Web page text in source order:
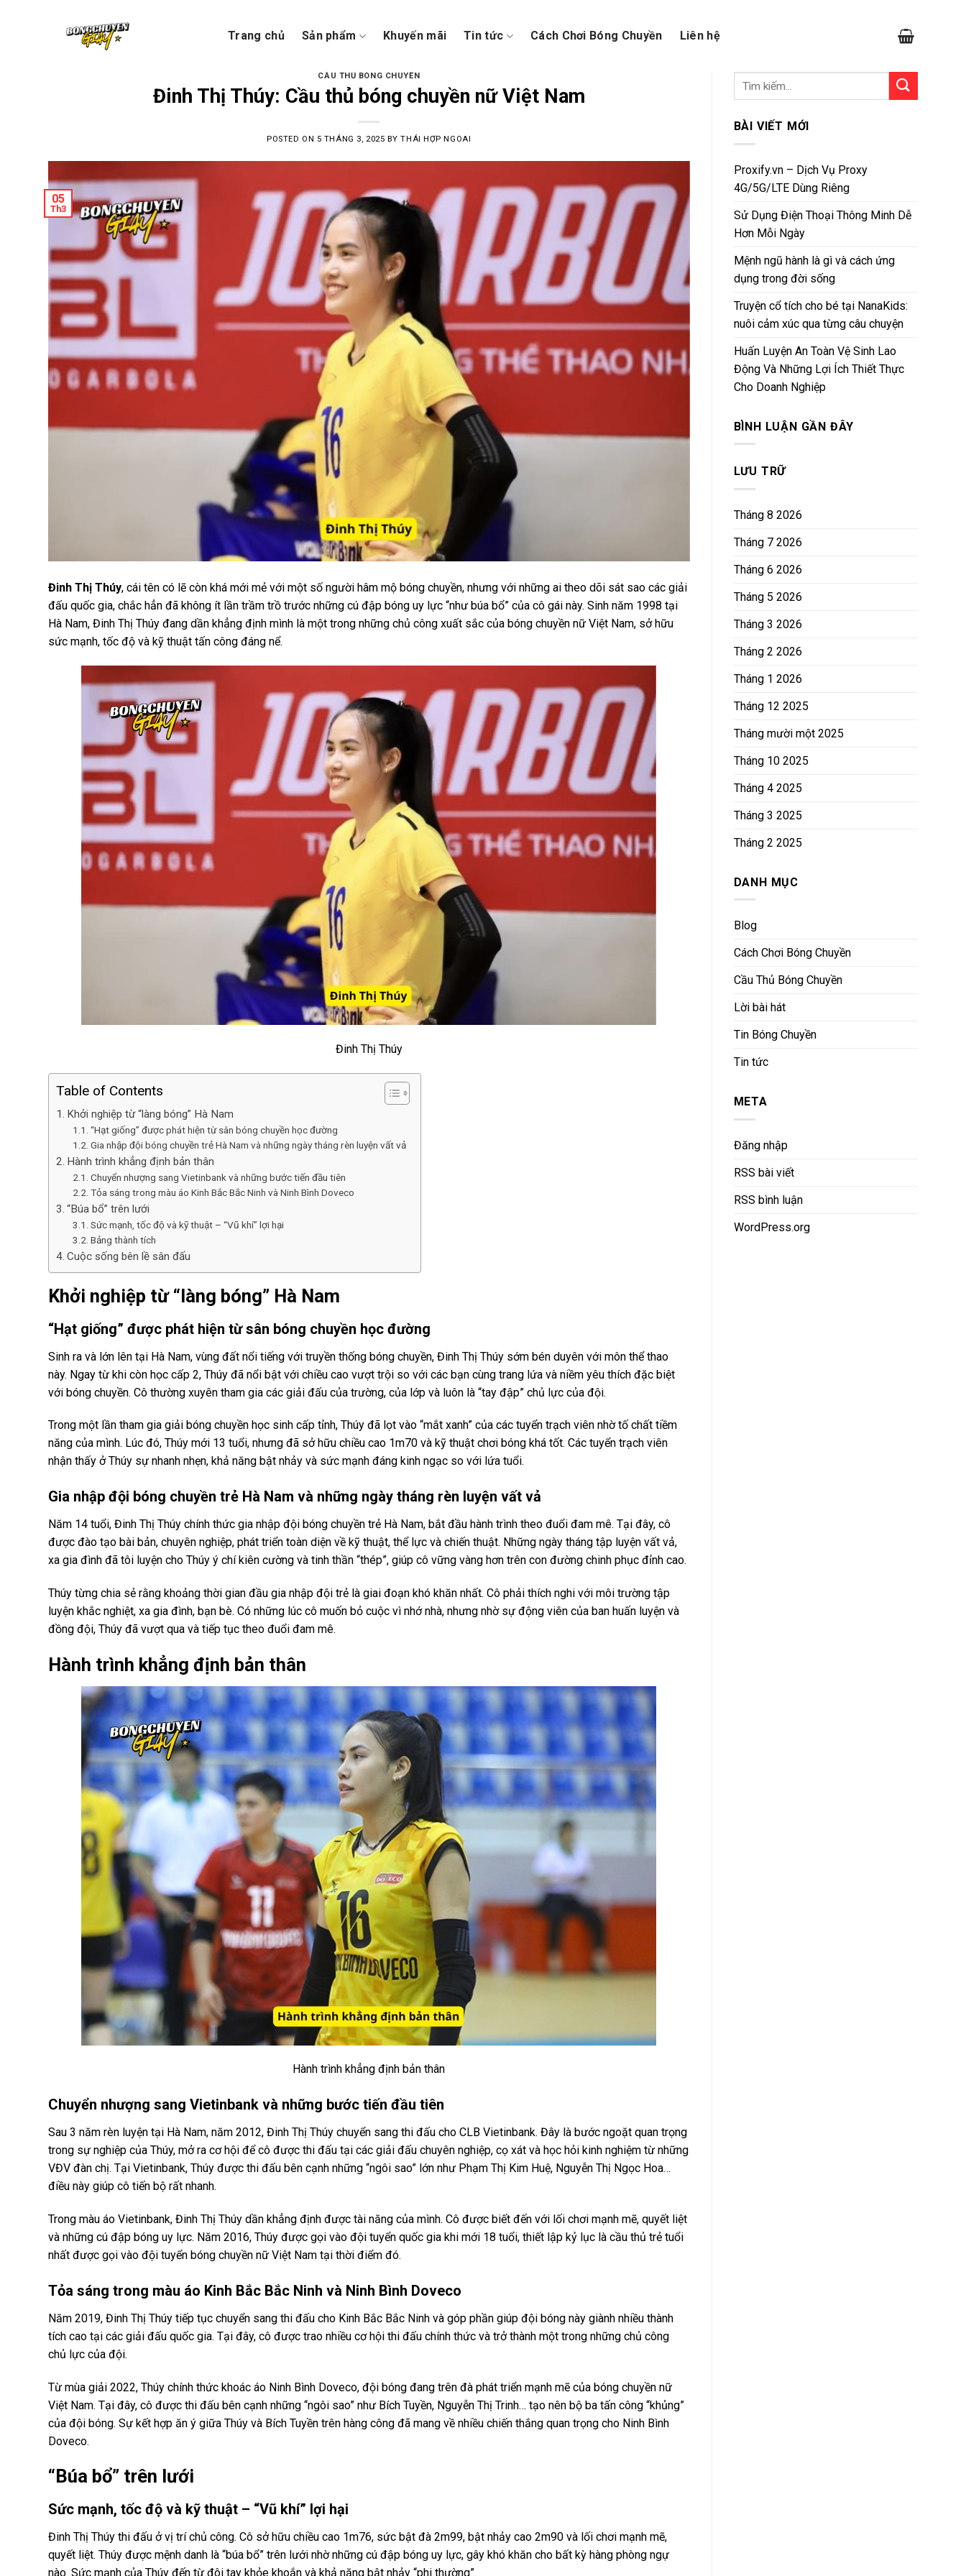
Trang chủ Sản phẩm Khuyến mãi Tin tức Cách Chơi Bóng Chuyền Liên hệ
CẦU THỦ BÓNG CHUYỀN
Đinh Thị Thúy: Cầu thủ bóng chuyền nữ Việt Nam
POSTED ON 5 THÁNG 3, 2025 BYTHÁI HỢP NGOAI
05
Th3
Đinh Thị Thúy, cái tên có lẽ còn khá mới mẻ với một số người hâm mộ bóng chuyền, nhưng với những ai theo dõi sát sao các giải
đấu quốc gia, chắc hẳn đã không ít lần trầm trồ trước những cú đập bóng uy lực “như búa bổ” của cô gái này. Sinh năm 1998 tại
Hà Nam, Đinh Thị Thúy đang dần khẳng định mình là một trong những chủ công xuất sắc của bóng chuyền nữ Việt Nam, sở hữu
sức mạnh, tốc độ và kỹ thuật tấn công đáng nể.
Đinh Thị Thúy
Table of Contents
Khởi nghiệp từ “làng bóng” Hà Nam
“Hạt giống” được phát hiện từ sân bóng chuyền học đường
Gia nhập đội bóng chuyền trẻ Hà Nam và những ngày tháng rèn luyện vất vả
Hành trình khẳng định bản thân
Chuyển nhượng sang Vietinbank và những bước tiến đầu tiên
Tỏa sáng trong màu áo Kinh Bắc Bắc Ninh và Ninh Bình Doveco
“Búa bổ” trên lưới
Sức mạnh, tốc độ và kỹ thuật – “Vũ khí” lợi hại
Bảng thành tích
Cuộc sống bên lề sân đấu
Khởi nghiệp từ “làng bóng” Hà Nam
“Hạt giống” được phát hiện từ sân bóng chuyền học đường
Sinh ra và lớn lên tại Hà Nam, vùng đất nổi tiếng với truyền thống bóng chuyền, Đinh Thị Thúy sớm bén duyên với môn thể thao
này. Ngay từ khi còn học cấp 2, Thúy đã nổi bật với chiều cao vượt trội so với các bạn cùng trang lứa và niềm yêu thích đặc biệt
với bóng chuyền. Cô thường xuyên tham gia các giải đấu của trường, của lớp và luôn là “tay đập” chủ lực của đội.
Trong một lần tham gia giải bóng chuyền học sinh cấp tỉnh, Thúy đã lọt vào “mắt xanh” của các tuyển trạch viên nhờ tố chất tiềm
năng của mình. Lúc đó, Thúy mới 13 tuổi, nhưng đã sở hữu chiều cao 1m70 và kỹ thuật chơi bóng khá tốt. Các tuyển trạch viên
nhận thấy ở Thúy sự nhanh nhẹn, khả năng bật nhảy và sức mạnh đáng kinh ngạc so với lứa tuổi.
Gia nhập đội bóng chuyền trẻ Hà Nam và những ngày tháng rèn luyện vất vả
Năm 14 tuổi, Đinh Thị Thúy chính thức gia nhập đội bóng chuyền trẻ Hà Nam, bắt đầu hành trình theo đuổi đam mê. Tại đây, cô
được đào tạo bài bản, chuyên nghiệp, phát triển toàn diện về kỹ thuật, thể lực và chiến thuật. Những ngày tháng tập luyện vất vả,
xa gia đình đã tôi luyện cho Thúy ý chí kiên cường và tinh thần “thép”, giúp cô vững vàng hơn trên con đường chinh phục đỉnh cao.
Thúy từng chia sẻ rằng khoảng thời gian đầu gia nhập đội trẻ là giai đoạn khó khăn nhất. Cô phải thích nghi với môi trường tập
luyện khắc nghiệt, xa gia đình, bạn bè. Có những lúc cô muốn bỏ cuộc vì nhớ nhà, nhưng nhờ sự động viên của ban huấn luyện và
đồng đội, Thúy đã vượt qua và tiếp tục theo đuổi đam mê.
Hành trình khẳng định bản thân
Hành trình khẳng định bản thân
Chuyển nhượng sang Vietinbank và những bước tiến đầu tiên
Sau 3 năm rèn luyện tại Hà Nam, năm 2012, Đinh Thị Thúy chuyển sang thi đấu cho CLB Vietinbank. Đây là bước ngoặt quan trọng
trong sự nghiệp của Thúy, mở ra cơ hội để cô được thi đấu tại các giải đấu chuyên nghiệp, cọ xát và học hỏi kinh nghiệm từ những
VĐV đàn chị. Tại Vietinbank, Thúy được thi đấu bên cạnh những “ngôi sao” lớn như Phạm Thị Kim Huệ, Nguyễn Thị Ngọc Hoa…
điều này giúp cô tiến bộ rất nhanh.
Trong màu áo Vietinbank, Đinh Thị Thúy dần khẳng định được tài năng của mình. Cô được biết đến với lối chơi mạnh mẽ, quyết liệt
và những cú đập bóng uy lực. Năm 2016, Thúy được gọi vào đội tuyển quốc gia khi mới 18 tuổi, thiết lập kỷ lục là cầu thủ trẻ tuổi
nhất được gọi vào đội tuyển bóng chuyền nữ Việt Nam tại thời điểm đó.
Tỏa sáng trong màu áo Kinh Bắc Bắc Ninh và Ninh Bình Doveco
Năm 2019, Đinh Thị Thúy tiếp tục chuyển sang thi đấu cho Kinh Bắc Bắc Ninh và góp phần giúp đội bóng này giành nhiều thành
tích cao tại các giải đấu quốc gia. Tại đây, cô được trao nhiều cơ hội thi đấu chính thức và trở thành một trong những chủ công
chủ lực của đội.
Từ mùa giải 2022, Thúy chính thức khoác áo Ninh Bình Doveco, đội bóng đang trên đà phát triển mạnh mẽ của bóng chuyền nữ
Việt Nam. Tại đây, cô được thi đấu bên cạnh những “ngôi sao” như Bích Tuyền, Nguyễn Thị Trinh… tạo nên bộ ba tấn công “khủng”
của đội bóng. Sự kết hợp ăn ý giữa Thúy và Bích Tuyền trên hàng công đã mang về nhiều chiến thắng quan trọng cho Ninh Bình
Doveco.
“Búa bổ” trên lưới
Sức mạnh, tốc độ và kỹ thuật – “Vũ khí” lợi hại
Đinh Thị Thúy thi đấu ở vị trí chủ công. Cô sở hữu chiều cao 1m76, sức bật đà 2m99, bật nhảy cao 2m90 và lối chơi mạnh mẽ,
quyết liệt. Thúy được mệnh danh là “búa bổ” trên lưới nhờ những cú đập bóng uy lực, gây khó khăn cho bất kỳ hàng phòng ngự
nào. Sức mạnh của Thúy đến từ đôi tay khỏe khoắn và khả năng bật nhảy “phi thường”.
BÀI VIẾT MỚI
Proxify.vn – Dịch Vụ Proxy
4G/5G/LTE Dùng Riêng
Sử Dụng Điện Thoại Thông Minh Dễ
Hơn Mỗi Ngày
Mệnh ngũ hành là gì và cách ứng
dụng trong đời sống
Truyện cổ tích cho bé tại NanaKids:
nuôi cảm xúc qua từng câu chuyện
Huấn Luyện An Toàn Vệ Sinh Lao
Động Và Những Lợi Ích Thiết Thực
Cho Doanh Nghiệp
BÌNH LUẬN GẦN ĐÂY
LƯU TRỮ
Tháng 8 2026
Tháng 7 2026
Tháng 6 2026
Tháng 5 2026
Tháng 3 2026
Tháng 2 2026
Tháng 1 2026
Tháng 12 2025
Tháng mười một 2025
Tháng 10 2025
Tháng 4 2025
Tháng 3 2025
Tháng 2 2025
DANH MỤC
Blog
Cách Chơi Bóng Chuyền
Cầu Thủ Bóng Chuyền
Lời bài hát
Tin Bóng Chuyền
Tin tức
META
Đăng nhập
RSS bài viết
RSS bình luận
WordPress.org